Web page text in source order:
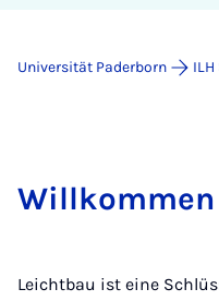
Universität Paderborn
Willkommen
Leichtbau ist eine